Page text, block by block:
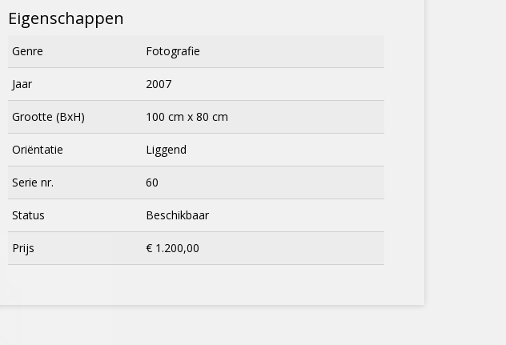
Eigenschappen
Genre Fotografie
Jaar 2007
Grootte (BxH) 100 cm x 80 cm
Oriëntatie Liggend
Serie nr. 60
Status Beschikbaar
Prijs € 1.200,00